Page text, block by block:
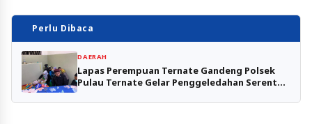
Perlu Dibaca
DAERAH
Lapas Perempuan Ternate Gandeng Polsek
Pulau Ternate Gelar Penggeledahan Serentak